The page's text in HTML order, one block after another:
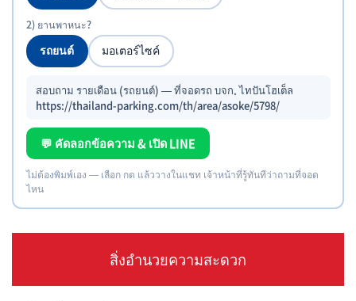
2) ยานพาหนะ?
รถยนต์ มอเตอร์ไซค์
สอบถาม รายเดือน (รถยนต์) — ที่จอดรถ บจก. ไทปันโฮเต็ล
https://thailand-parking.com/th/area/asoke/5798/
💬 คัดลอกข้อความ & เปิด LINE
ไม่ต้องพิมพ์เอง — เลือก กด แล้ววางในแชท เจ้าหน้าที่รู้ทันทีว่าถามที่จอด
ไหน
สิ่งอำนวยความสะดวก